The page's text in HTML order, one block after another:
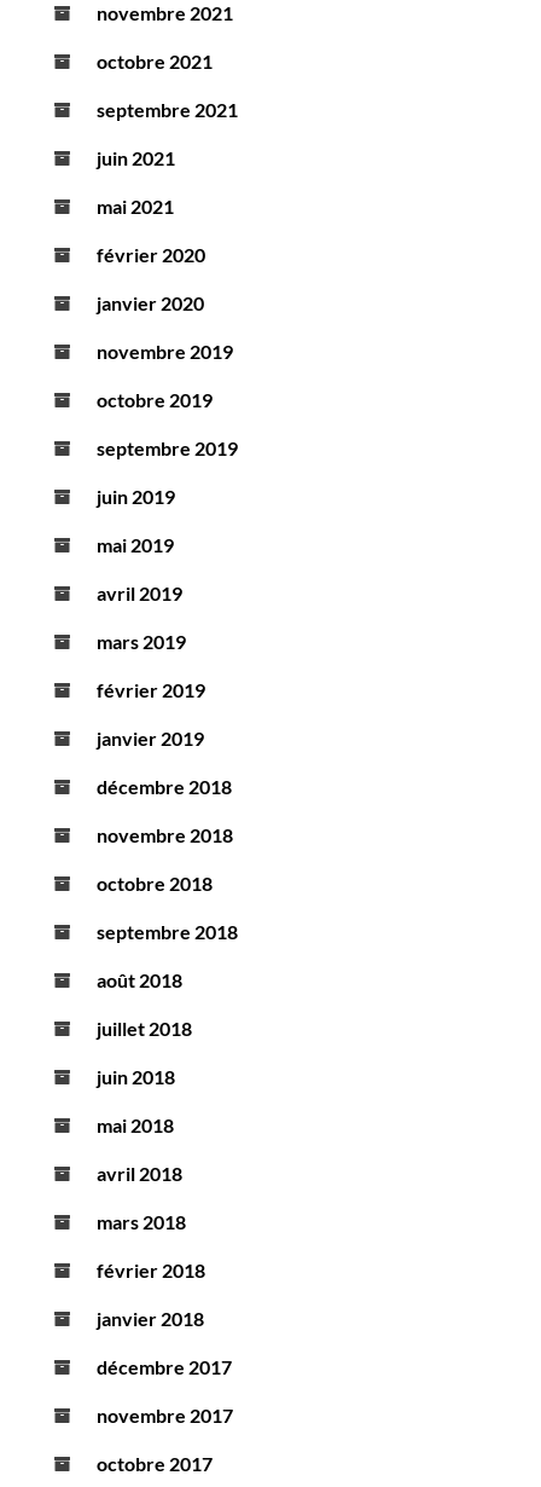
novembre 2021
octobre 2021
septembre 2021
juin 2021
mai 2021
février 2020
janvier 2020
novembre 2019
octobre 2019
septembre 2019
juin 2019
mai 2019
avril 2019
mars 2019
février 2019
janvier 2019
décembre 2018
novembre 2018
octobre 2018
septembre 2018
août 2018
juillet 2018
juin 2018
mai 2018
avril 2018
mars 2018
février 2018
janvier 2018
décembre 2017
novembre 2017
octobre 2017